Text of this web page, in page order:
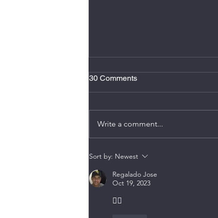
2 minutos de atención plena
Hacer dos minutos de atención
mejora el enfoque, y ayuda
romper ese sentimiento de estar
puede disminuir n
30 Comments
Write a comment...
Sort by: Newest
Regalado Jose
Oct 19, 2023
👍🏼